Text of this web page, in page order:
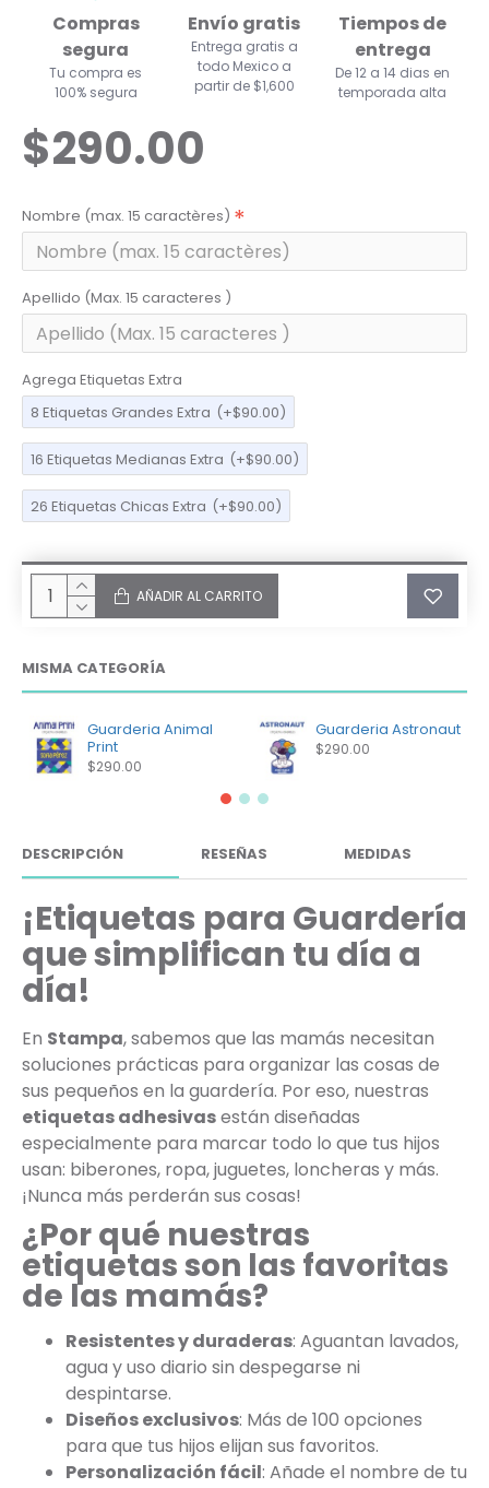
Compras
segura
Tu compra es
100% segura
Envío gratis
Entrega gratis a
todo Mexico a
partir de $1,600
Tiempos de
entrega
De 12 a 14 dias en
temporada alta
$290.00
Nombre (max. 15 caractères)
Apellido (Max. 15 caracteres )
Agrega Etiquetas Extra
8 Etiquetas Grandes Extra (+$90.00)
16 Etiquetas Medianas Extra (+$90.00)
26 Etiquetas Chicas Extra (+$90.00)
AÑADIR AL CARRITO
MISMA CATEGORÍA
Guarderia Animal
Print
$290.00
Guarderia Astronaut
$290.00
DESCRIPCIÓN RESEÑAS MEDIDAS
¡Etiquetas para Guardería
que simplifican tu día a
día!
En Stampa, sabemos que las mamás necesitan
soluciones prácticas para organizar las cosas de
sus pequeños en la guardería. Por eso, nuestras
etiquetas adhesivasestán diseñadas
especialmente para marcar todo lo que tus hijos
usan: biberones, ropa, juguetes, loncheras y más.
¡Nunca más perderán sus cosas!
¿Por qué nuestras
etiquetas son las favoritas
de las mamás?
Resistentes y duraderas: Aguantan lavados,
agua y uso diario sin despegarse ni
despintarse.
Diseños exclusivos: Más de 100 opciones
para que tus hijos elijan sus favoritos.
Personalización fácil: Añade el nombre de tu